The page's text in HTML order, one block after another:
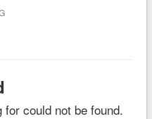
could not be found.